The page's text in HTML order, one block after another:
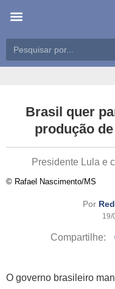
Brasil quer
produção
Presidente Lula e
© Rafael Nascimento/MS
Por
19/
Compartilhe:
O governo brasileiro